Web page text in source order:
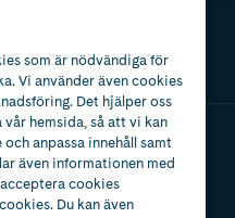
som är nödvändiga för
Vi använder även cookies
Det hjälper oss
hemsida, så att vi kan
anpassa innehåll samt
även informationen med
cookies
Du kan även